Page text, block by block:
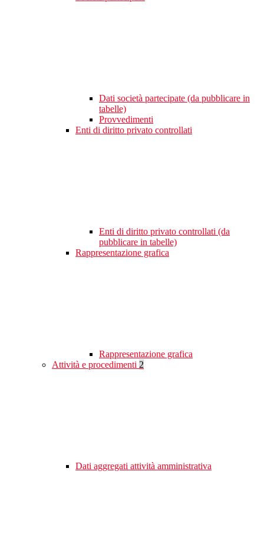
Dati società partecipate (da pubblicare in
tabelle)
Provvedimenti
Enti di diritto privato controllati
Enti di diritto privato controllati (da
pubblicare in tabelle)
Rappresentazione grafica
Rappresentazione grafica
Attività e procedimenti 2
Dati aggregati attività amministrativa